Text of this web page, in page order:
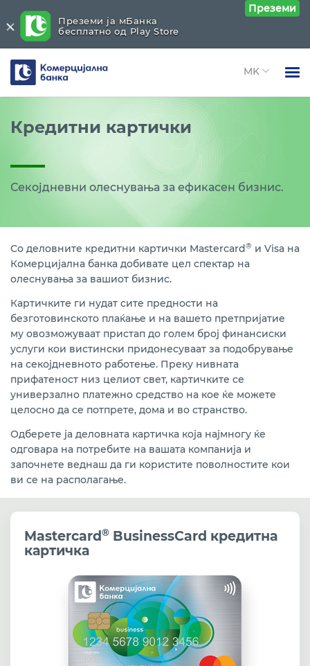
Open
Close submenu (Kартички)
Кредитни
Прифаќање на картички
Други услуги и поддршка
Комерцијална
банка
Кредитни картички
Секојдневни олеснувања за ефикасен бизнис.
Со деловните кредитни картички Mastercard® и Visa на
Комерцијална банка добивате цел спектар на
олеснувања за вашиот бизнис.
Картичките ги нудат сите предности на
безготовинското плаќање и на вашето претпријатие
му овозможуваат пристап до голем број финансиски
услуги кои вистински придонесуваат за подобрување
на секојдневното работење. Преку нивната
прифатеност низ целиот свет, картичките се
универзално платежно средство на кое ќе можете
целосно да се потпрете, дома и во странство.
Одберете ја деловната картичка која најмногу ќе
одговара на потребите на вашата компанија и
започнете веднаш да ги користите поволностите кои
ви се на располагање.
Mastercard ® BusinessCard кредитна
картичка
Преземи ја мБанка
бесплатно од Play Store
Преземи